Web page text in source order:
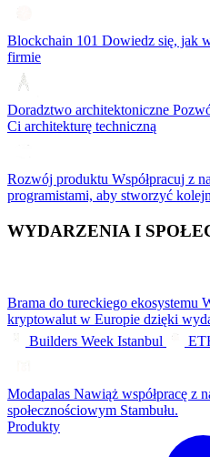
Blockchain 101 Dowiedz się, jak
firmie
Doradztwo architektoniczne
Ci architekturę techniczną
Rozwój produktu Współpracuj z
programistami, aby stworzyć
WYDARZENIA I
Brama do tureckiego ekosystemu
kryptowalut w Europie dzięki
Builders Week Istanbul
Modapalas Nawiąż współpracę z
społecznościowym Stambułu.
Produkty